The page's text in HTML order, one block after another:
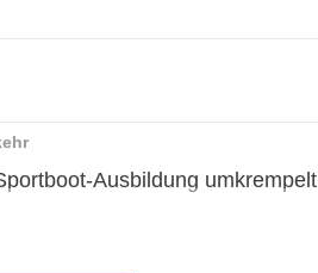
Ausbildung umkrempelt